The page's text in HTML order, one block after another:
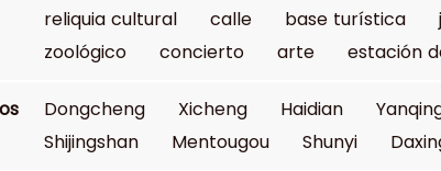
reliquia cultural
calle base turística
zoológico
concierto arte estación
Dongcheng Xicheng Haidian
Shijingshan
Mentougou Shunyi